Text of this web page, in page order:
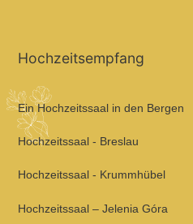
Hochzeitsempfang
Ein Hochzeitssaal in den Bergen
Hochzeitssaal - Breslau
Hochzeitssaal - Krummhübel
Hochzeitssaal – Jelenia Góra